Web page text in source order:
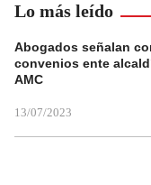
Lo más leído
Abogados señalan
convenios ente
AMC
13/07/2023